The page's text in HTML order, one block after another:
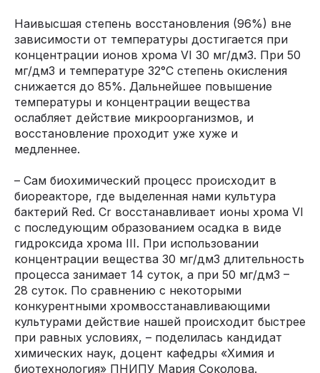
Наивысшая степень восстановления (96%) вне
зависимости от температуры достигается при
концентрации ионов хрома VI 30 мг/дм3. При 50
мг/дм3 и температуре 32°С степень окисления
снижается до 85%. Дальнейшее повышение
температуры и концентрации вещества
ослабляет действие микроорганизмов, и
восстановление проходит уже хуже и
медленнее.
– Сам биохимический процесс происходит в
биореакторе, где выделенная нами культура
бактерий Red. Cr восстанавливает ионы хрома VI
с последующим образованием осадка в виде
гидроксида хрома III. При использовании
концентрации вещества 30 мг/дм3 длительность
процесса занимает 14 суток, а при 50 мг/дм3 –
28 суток. По сравнению с некоторыми
конкурентными хромвосстанавливающими
культурами действие нашей происходит быстрее
при равных условиях, – поделилась кандидат
химических наук, доцент кафедры «Химия и
биотехнология» ПНИПУ Мария Соколова.